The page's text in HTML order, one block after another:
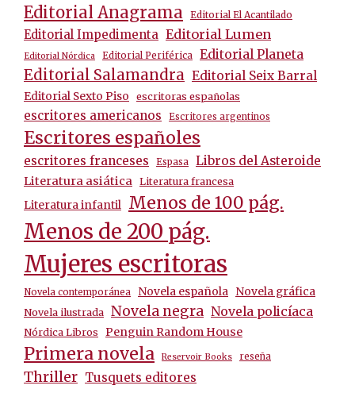
Editorial Anagrama Editorial El Acantilado
Editorial Impedimenta Editorial Lumen
Editorial Nórdica Editorial Periférica Editorial Planeta
Editorial Salamandra Editorial Seix Barral
Editorial Sexto Piso escritoras españolas
escritores americanos Escritores argentinos
Escritores españoles
escritores franceses Espasa Libros del Asteroide
Literatura asiática Literatura francesa
Literatura infantil Menos de 100 pág.
Menos de 200 pág.
Mujeres escritoras
Novela contemporánea Novela española Novela gráfica
Novela ilustrada Novela negra Novela policíaca
Nórdica Libros Penguin Random House
Primera novela Reservoir Books reseña
Thriller Tusquets editores